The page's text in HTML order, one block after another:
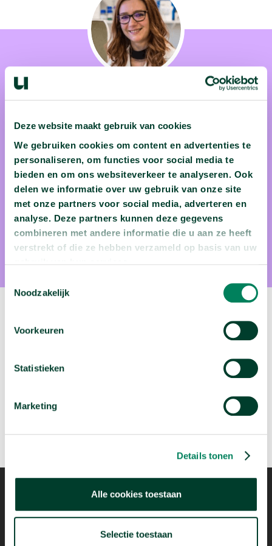
Deze website maakt gebruik van cookies
We gebruiken cookies om content en advertenties te
personaliseren, om functies voor social media te
bieden en om ons websiteverkeer te analyseren. Ook
delen we informatie over uw gebruik van onze site
met onze partners voor social media, adverteren en
analyse. Deze partners kunnen deze gegevens
combineren met andere informatie die u aan ze heeft
verstrekt of die ze hebben verzameld op basis van uw
Noodzakelijk
Voorkeuren
Statistieken
Marketing
Details tonen
Alle cookies toestaan
Selectie toestaan
onderzoek naar stamcellen, onder meer de genetische
manipulatie van stamcellen als nieuwe therapie voor hals- en
keelkanker. Daarnaast geeft ze les in anatomie aan UHasselt.
De afwisseling in haar job vindt ze het fijnst, het werk dat
gepaard gaat met het aanvragen van financiële steun voor
wetenschappelijk onderzoek, maakt haar chagrijnig.
Gelukkig beurt een lekker hapje eten haar zo op. En de
Volgende podcast:
Beluister deze podcast arrow_forward
Mogelijk dankzij